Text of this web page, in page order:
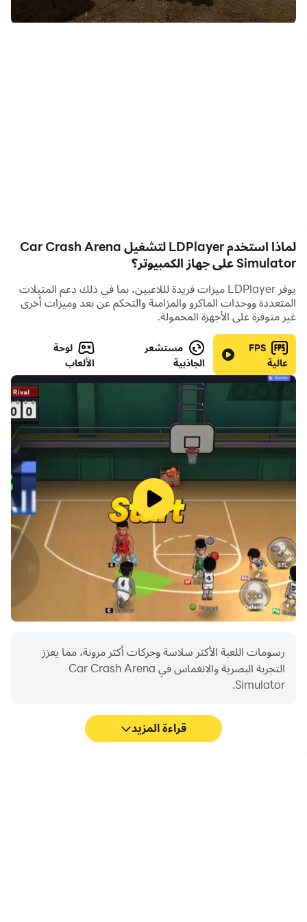
بك الآن!
في هذه اللعبة ستجد سيارات مختلفة وترقيات مختلفة للسيارات.
ستكون قادرًا على تغيير اللون والسرعة واكتشاف أسلحة جديدة!
قبض على البنادق الجديدة: الأبراج أو الليزر أو المناجم لجعل القتال
أسهل! كانت مخبأة في الصناديق الخاصة
لماذا استخدم LDPlayer لتشغيل Car Crash Arena
Simulator على جهاز الكمبيوتر؟
يوفر LDPlayer ميزات فريدة لللاعبين، بما في ذلك دعم المثيلات
المتعددة ووحدات الماكرو والمزامنة والتحكم عن بعد وميزات أخرى
غير متوفرة على الأجهزة المحمولة.
FPS
عالية
مستشعر
الجاذبية
لوحة
الألعاب
رسومات اللعبة الأكثر سلاسة وحركات أكثر مرونة، مما يعزز
التجربة البصرية والانغماس في Car Crash Arena
Simulator.
قراءة المزيد